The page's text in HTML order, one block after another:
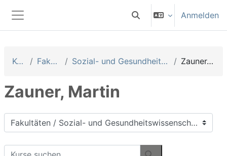
Website-Übersicht
Sucheingabe umschalten
Anmelden
Kurse Fakultäten Sozial- und Gesundheitswissenschaften Zauner, Martin
Zauner, Martin
Kursbereiche
Kurse suchen